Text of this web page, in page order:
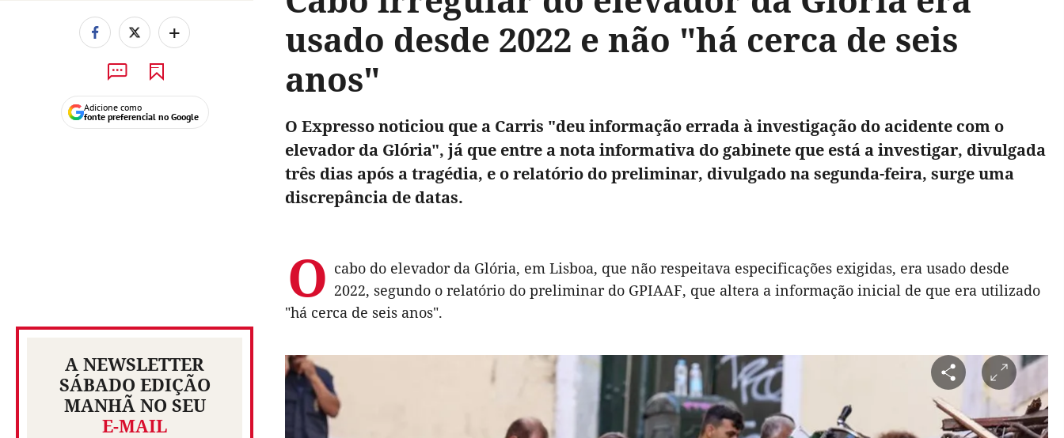
usado desde 2022 e não "há cerca de seis
anos"
+
Adicione como
fonte preferencial no Google
A NEWSLETTER
SÁBADO EDIÇÃO
MANHÃ NO SEU
E-MAIL
O Expresso noticiou que a Carris "deu informação errada à investigação do acidente com o
elevador da Glória", já que entre a nota informativa do gabinete que está a investigar, divulgada
três dias após a tragédia, e o relatório do preliminar, divulgado na segunda-feira, surge uma
discrepância de datas.
O cabo do elevador da Glória, em Lisboa, que não respeitava especificações exigidas, era usado desde
2022, segundo o relatório do preliminar do GPIAAF, que altera a informação inicial de que era utilizado
"há cerca de seis anos".